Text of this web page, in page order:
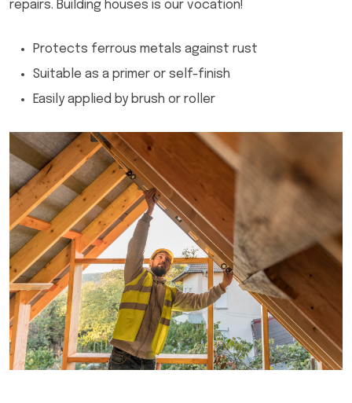
repairs. Building houses is our vocation!
Protects ferrous metals against rust
Suitable as a primer or self-finish
Easily applied by brush or roller